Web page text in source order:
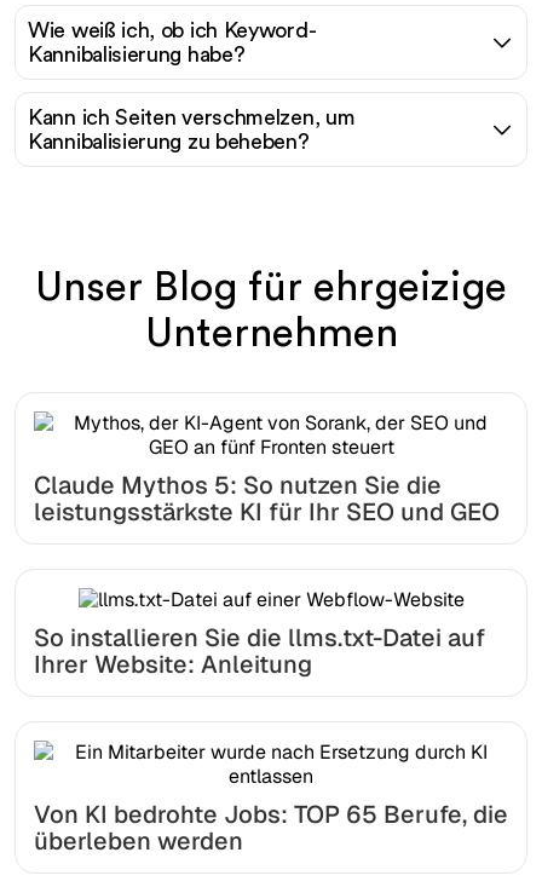
Wie weiß ich, ob ich Keyword-
Kannibalisierung habe?
Kann ich Seiten verschmelzen, um
Kannibalisierung zu beheben?
Unser Blog für ehrgeizige
Unternehmen
Claude Mythos 5: So nutzen Sie die
leistungsstärkste KI für Ihr SEO und GEO
So installieren Sie die llms.txt-Datei auf
Ihrer Website: Anleitung
Von KI bedrohte Jobs: TOP 65 Berufe, die
überleben werden